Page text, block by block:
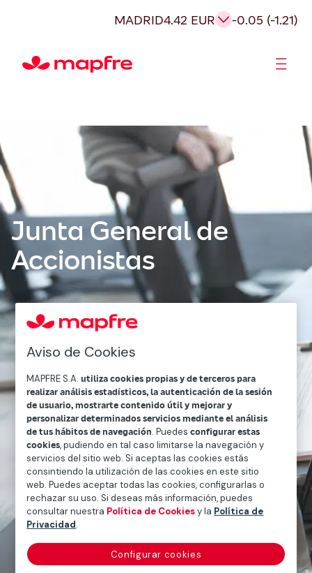
MADRID4.42 EUR -0.05 (-1.21)
Junta General de
Accionistas
Aviso de Cookies
MAPFRE S.A.utiliza cookies propias y de terceros para
realizar análisis estadísticos, la autenticación de la sesión
de usuario, mostrarte contenido útil y mejorar y
personalizar determinados servicios mediante el análisis
de tus hábitos de navegación. Puedesconfigurar estas
cookies, pudiendo en tal caso limitarse la navegación y
servicios del sitio web. Si aceptas las cookies estás
consintiendo la utilización de las cookies en este sitio
web. Puedes aceptar todas las cookies, configurarlas o
rechazar su uso. Si deseas más información, puedes
consultar nuestra Política de Cookiesy la Política de
Privacidad.
Configurar cookies